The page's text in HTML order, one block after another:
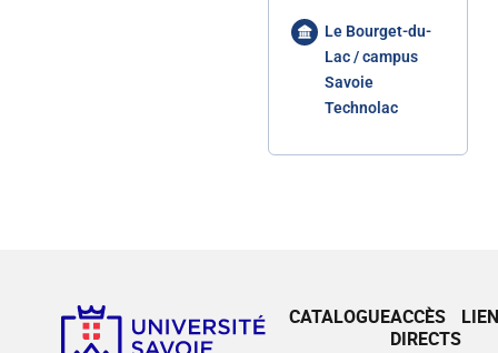
Le Bourget-du-
Lac / campus
Savoie
Technolac
CATALOGUEACCÈS
DIRECTS